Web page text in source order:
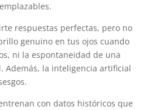
respuestas perfectas, pero no
genuino en tus ojos cuando
ni la espontaneidad de una
Además, la inteligencia artificial
con datos históricos que